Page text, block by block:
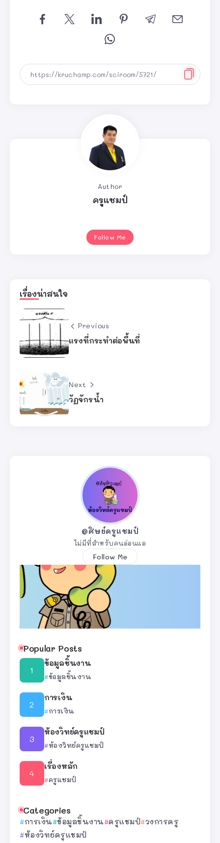
Author
ครูแชมป์
Follow Me
เรื่องน่าสนใจ
Previous
แรงที่กระทำต่อพื้นที่
Next
วัฏจักรน้ำ
@ศิษย์ครูแชมป์
ไม่มีที่สำหรับคนอ่อนแอ
Follow Me
Popular Posts
ข้อมูลชิ้นงาน
ข้อมูลชิ้นงาน
การเงิน
การเงิน
ห้องวิทย์ครูแชมป์
ห้องวิทย์ครูแชมป์
เรื่องหลัก
ครูแชมป์
Categories
การเงิน ข้อมูลชิ้นงาน ครูแชมป์ วงการครู
ห้องวิทย์ครูแชมป์